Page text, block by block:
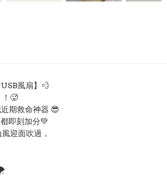
風扇】💨
！🥵
期救命神器 😎
即刻加分💚
迎面吹過，